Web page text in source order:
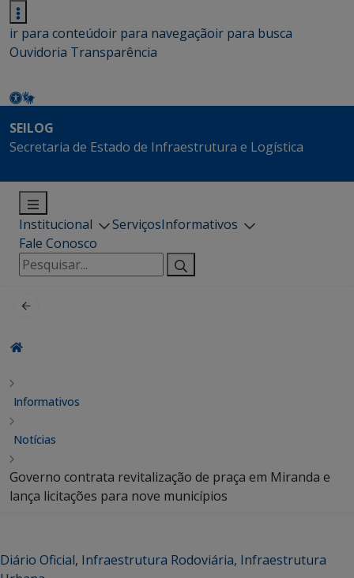
ir para conteúdoir para navegaçãoir para busca
Ouvidoria Transparência
SEILOG
Secretaria de Estado de Infraestrutura e Logística
Institucional ServiçosInformativos
Fale Conosco
Pesquisar
por:
Informativos
Notícias
Governo contrata revitalização de praça em Miranda e
lança licitações para nove municípios
Diário Oficial, Infraestrutura Rodoviária, Infraestrutura